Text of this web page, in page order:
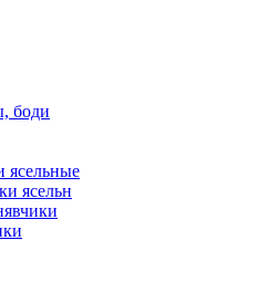
боди
ясельные
ясельн